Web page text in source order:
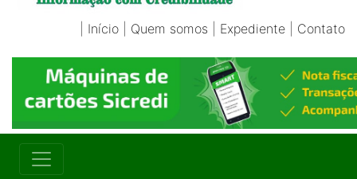
Início Quem somos Expediente Contato